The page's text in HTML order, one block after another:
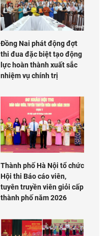
Đồng Nai phát động đợt
thi đua đặc biệt tạo động
lực hoàn thành xuất sắc
nhiệm vụ chính trị
Thành phố Hà Nội tổ chức
Hội thi Báo cáo viên,
tuyên truyền viên giỏi cấp
thành phố năm 2026